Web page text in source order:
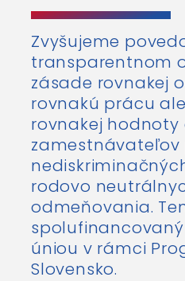
Zvyšujeme
transparentnom
zásade rovnakej
rovnakú prácu
rovnakej
zamestnávateľov
rodovo
odmeňovania.
spolufinancovaný
úniou v rámci
Slovensko.